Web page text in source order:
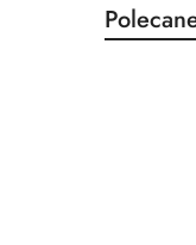
PomińProdukty
o